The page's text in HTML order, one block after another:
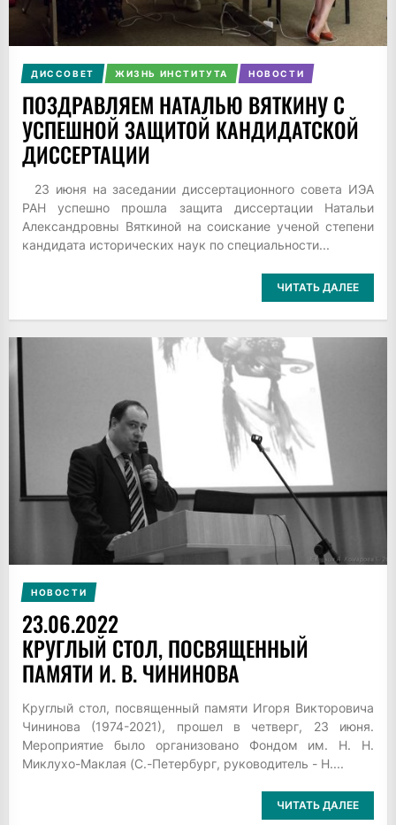
ДИССОВЕТ ЖИЗНЬ ИНСТИТУТА НОВОСТИ
ПОЗДРАВЛЯЕМ НАТАЛЬЮ ВЯТКИНУ С
УСПЕШНОЙ ЗАЩИТОЙ КАНДИДАТСКОЙ
ДИССЕРТАЦИИ
23 июня на заседании диссертационного совета ИЭА
РАН успешно прошла защита диссертации Натальи
Александровны Вяткиной на соискание ученой степени
кандидата исторических наук по специальности...
ЧИТАТЬ ДАЛЕЕ
НОВОСТИ
23.06.2022
КРУГЛЫЙ СТОЛ, ПОСВЯЩЕННЫЙ
ПАМЯТИ И. В. ЧИНИНОВА
Круглый стол, посвященный памяти Игоря Викторовича
Чининова (1974-2021), прошел в четверг, 23 июня.
Мероприятие было организовано Фондом им. Н. Н.
Миклухо-Маклая (С.-Петербург, руководитель - Н....
ЧИТАТЬ ДАЛЕЕ